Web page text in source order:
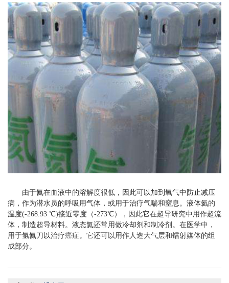
由于氦在血液中的溶解度很低，因此可以加到氧气中防止减压
病，作为潜水员的呼吸用气体，或用于治疗气喘和窒息。液体氦的
温度(-268.93 ℃)接近零度（-273℃），因此它在超导研究中用作超流
体，制造超导材料。液态氦还常用做冷却剂和制冷剂。在医学中，
用于氩氦刀以治疗癌症。它还可以用作人造大气层和镭射媒体的组
成部分。